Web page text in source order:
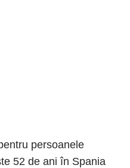
persoanele
52 de ani în Spania